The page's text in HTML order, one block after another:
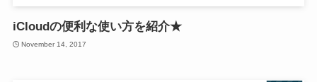
iCloudの便利な使い方を紹介★
November 14, 2017